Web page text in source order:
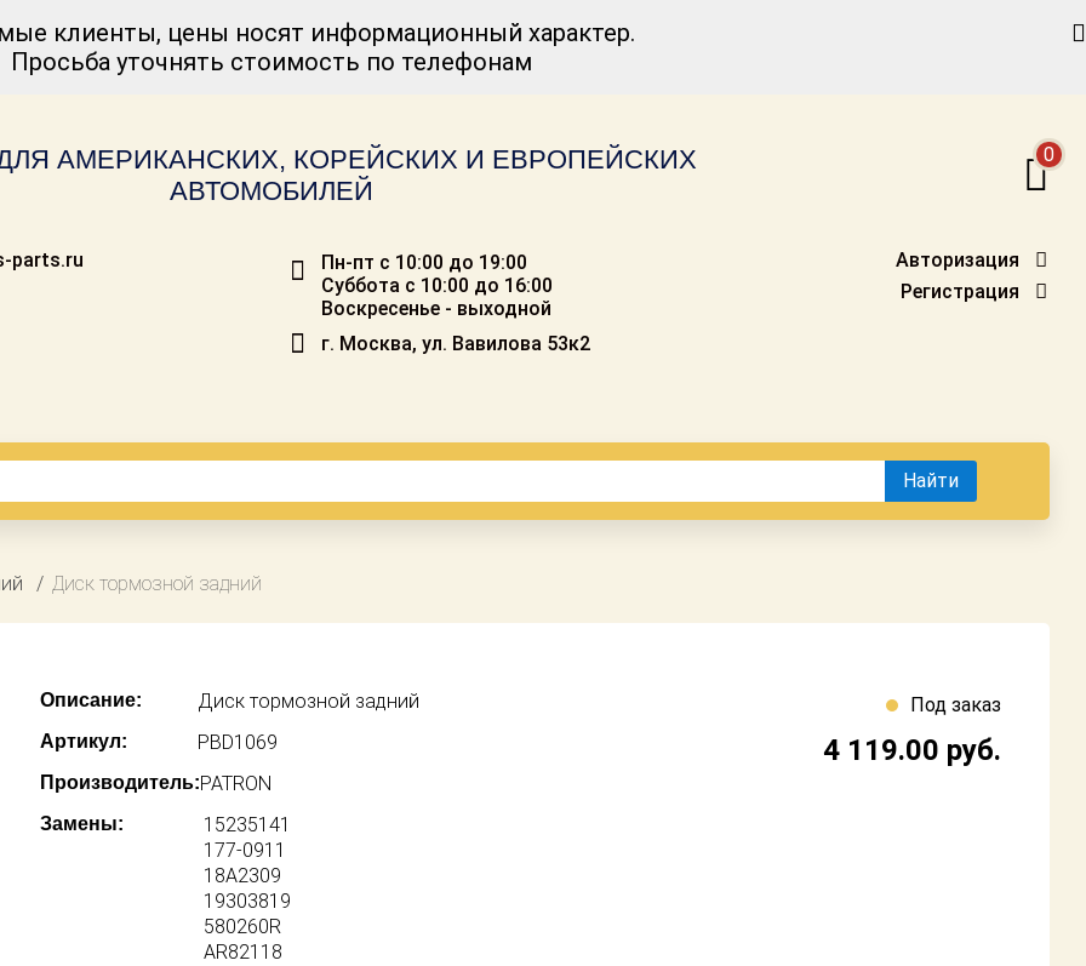
клиенты, цены носят информационный характер.
Просьба уточнять стоимость по телефонам
АМЕРИКАНСКИХ, КОРЕЙСКИХ И ЕВРОПЕЙСКИХ
АВТОМОБИЛЕЙ
0
parts.ru
Пн-пт с 10:00 до 19:00
Суббота с 10:00 до 16:00
Воскресенье - выходной
г. Москва, ул. Вавилова 53к2
Авторизация
Регистрация
Найти
Диск тормозной задний
Описание: Диск тормозной задний
Артикул: PBD1069
Производитель:PATRON
Замены:
15235141
177-0911
18A2309
19303819
580260R
AR82118
Под заказ
4 119.00 руб.